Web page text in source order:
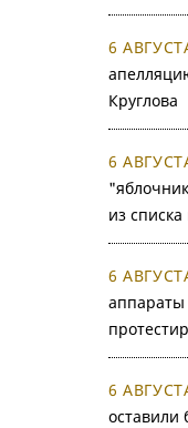
6
Круглова
6
из списка
6
6
оставили